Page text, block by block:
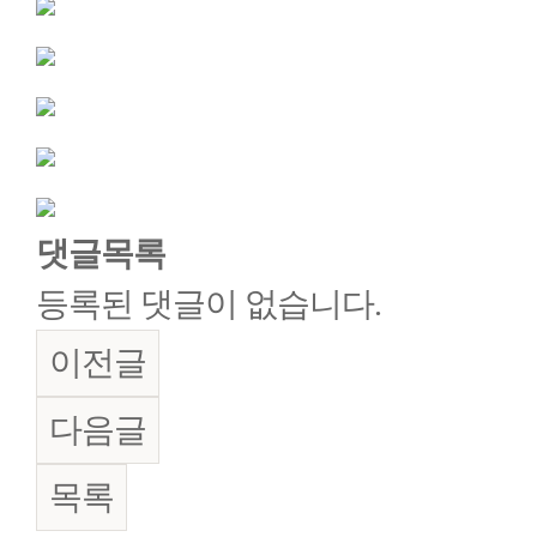
댓글목록
등록된 댓글이 없습니다.
이전글
다음글
목록